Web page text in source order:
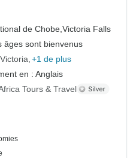
de Chobe,Victoria Falls
âges sont bienvenus
+1 de plus
en : Anglais
Tours & Travel